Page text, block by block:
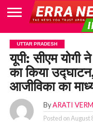
HOME
POLITICS
NEWS
BUSINESS
CULTURE
NATIONAL
SPORTS
LIFESTYLE
TRAVEL
OPINION
BREAKING
NEWS
ENTERTAINMENT
WORLD
CRIME
JOIN
US
UTTAR PRADESH
यूपी: सीएम
का किया
आजीविका का
By ARATI
Posted onAugust